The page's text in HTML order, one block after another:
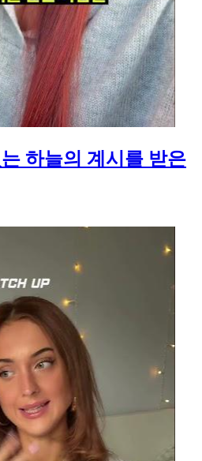
하늘의 계시를 받은